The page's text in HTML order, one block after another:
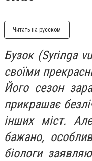
Читать на русском
Бузок (Syringa
своїми
Його сезон
прикрашає
інших міст.
бажано,
біологи